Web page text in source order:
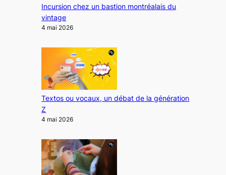
Incursion chez un bastion montréalais du
vintage
4 mai 2026
Textos ou vocaux, un débat de la génération
Z
4 mai 2026